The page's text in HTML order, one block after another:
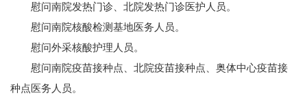
慰问南院发热门诊、北院发热门诊医护人员。
慰问南院核酸检测基地医务人员。
慰问外采核酸护理人员。
慰问南院疫苗接种点、北院疫苗接种点、奥体中心疫苗接
种点医务人员。